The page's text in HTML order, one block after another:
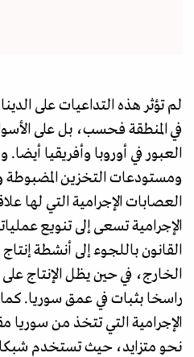
لم تؤثر هذه التداعيات على
في المنطقة فحسب، بل على
العبور في أوروبا وأفريقيا أيضا.
ومستودعات التخزين المضبوطة
العصابات الإجرامية التي لها
الإجرامية تسعى إلى تنويع
القانون باللجوء إلى أنشطة
الخارج، في حين يظل الإنتاج
راسخا بثبات في عمق سوريا. كما
الإجرامية التي تتخذ من
نحو متزايد، حيث تستخدم